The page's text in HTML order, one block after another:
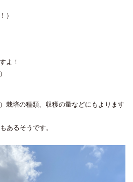
）
よ！
栽培の種類、収穫の量などにもよります
あるそうです。